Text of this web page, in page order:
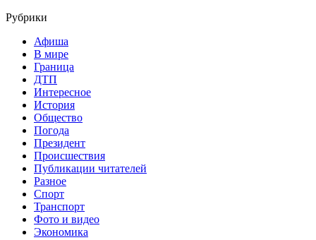
Рубрики
Афиша
В мире
Граница
ДТП
Интересное
История
Общество
Погода
Президент
Происшествия
Публикации читателей
Разное
Спорт
Транспорт
Фото и видео
Экономика